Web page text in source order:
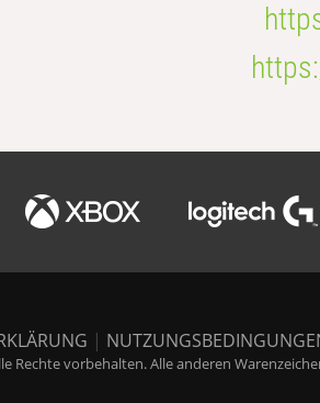
|
Rechte vorbehalten. Alle anderen